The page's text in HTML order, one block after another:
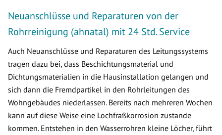
Neuanschlüsse und Reparaturen von der
Rohrreinigung (ahnatal) mit 24 Std. Service
Auch Neuanschlüsse und Reparaturen des Leitungssystems
tragen dazu bei, dass Beschichtungsmaterial und
Dichtungsmaterialien in die Hausinstallation gelangen und
sich dann die Fremdpartikel in den Rohrleitungen des
Wohngebäudes niederlassen. Bereits nach mehreren Wochen
kann auf diese Weise eine Lochfraßkorrosion zustande
kommen. Entstehen in den Wasserrohren kleine Löcher, führt